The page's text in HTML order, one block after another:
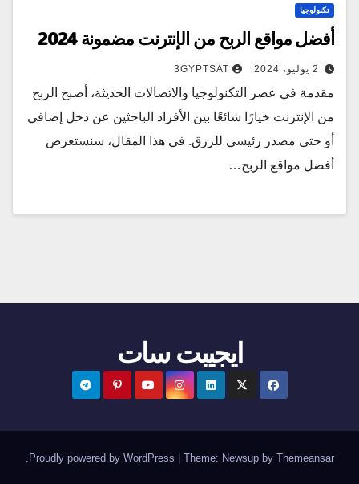
تكنولوجيا
أفضل مواقع الربح من الإنترنت مضمونة 2024
2 يوليو، 2024 3GYPTSAT
مقدمة في عصر التكنولوجيا والاتصالات الحديثة، أصبح الربح
من الإنترنت خيارًا شائعًا بين الأفراد الباحثين عن دخل إضافي
أو حتى مصدر رئيسي للرزق. في هذا المقال، سنستعرض
أفضل مواقع الربح…
ايجيبت سات
Proudly powered by WordPress Theme: Newsupby Themeansar